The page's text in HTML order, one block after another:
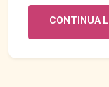
CONTINUA